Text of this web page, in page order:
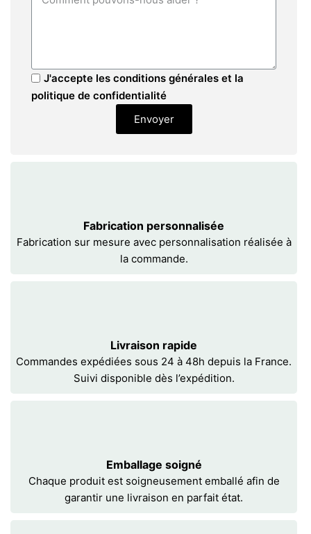
J'accepte les conditions générales et la
politique de confidentialité
Envoyer
Fabrication personnalisée
Fabrication sur mesure avec personnalisation réalisée à
la commande.
Livraison rapide
Commandes expédiées sous 24 à 48h depuis la France.
Suivi disponible dès l’expédition.
Emballage soigné
Chaque produit est soigneusement emballé afin de
garantir une livraison en parfait état.